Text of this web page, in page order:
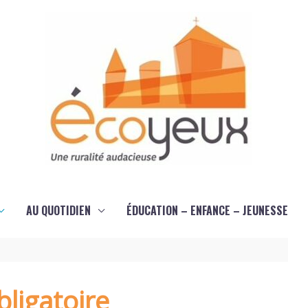
AU QUOTIDIEN ÉDUCATION – ENFANCE – JEUNESSE